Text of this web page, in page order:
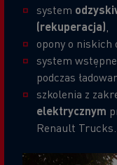
system
(rekuperacja)
opony o niskich
system
podczas
szkolenia z
elektrycznym
Renault Trucks.